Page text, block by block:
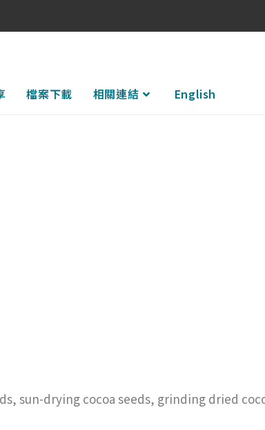
檔案下載 相關連結 English
sun-drying cocoa seeds, grinding dried